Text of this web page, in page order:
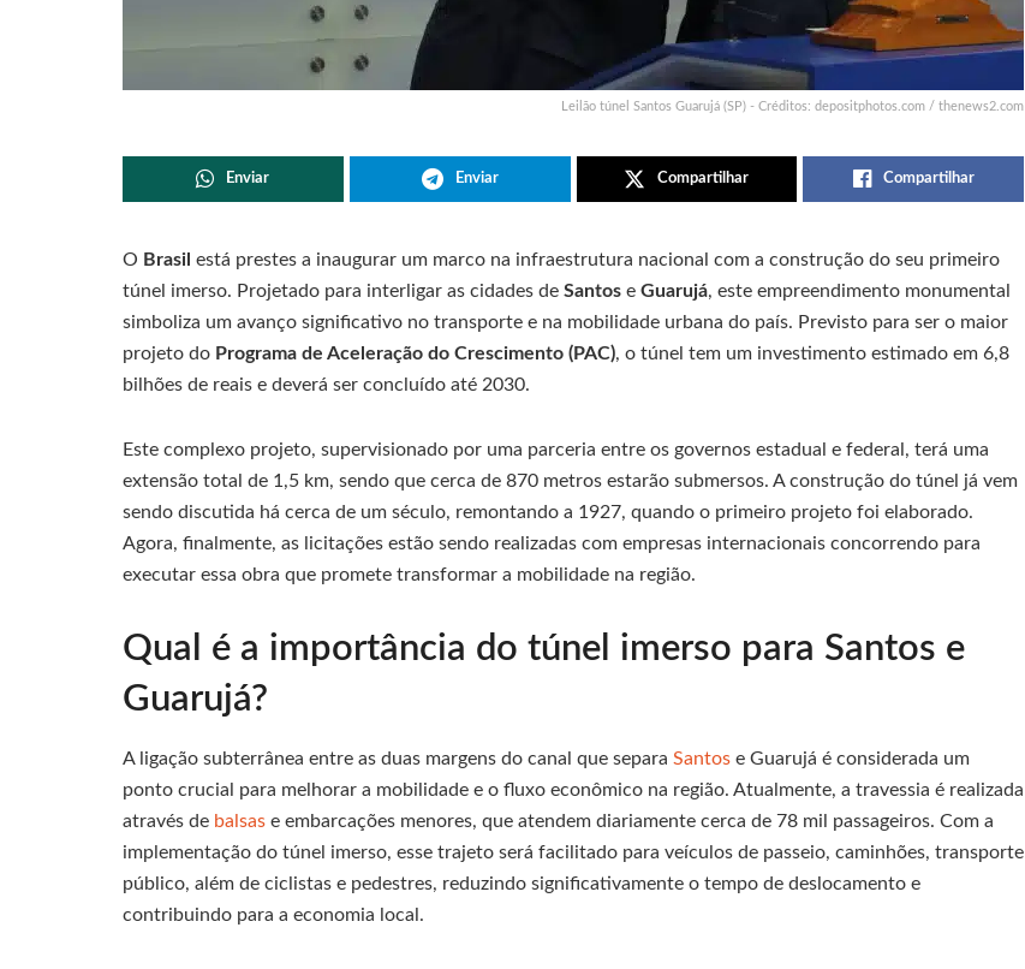
Leilão túnel Santos Guarujá (SP) - Créditos: depositphotos.com / thenews2.com
Enviar Enviar Compartilhar Compartilhar
O Brasil está prestes a inaugurar um marco na infraestrutura nacional com a construção do seu primeiro
túnel imerso. Projetado para interligar as cidades de Santos e Guarujá, este empreendimento monumental
simboliza um avanço significativo no transporte e na mobilidade urbana do país. Previsto para ser o maior
projeto do Programa de Aceleração do Crescimento (PAC), o túnel tem um investimento estimado em 6,8
bilhões de reais e deverá ser concluído até 2030.
Este complexo projeto, supervisionado por uma parceria entre os governos estadual e federal, terá uma
extensão total de 1,5 km, sendo que cerca de 870 metros estarão submersos. A construção do túnel já vem
sendo discutida há cerca de um século, remontando a 1927, quando o primeiro projeto foi elaborado.
Agora, finalmente, as licitações estão sendo realizadas com empresas internacionais concorrendo para
executar essa obra que promete transformar a mobilidade na região.
Qual é a importância do túnel imerso para Santos e
Guarujá?
A ligação subterrânea entre as duas margens do canal que separa Santos e Guarujá é considerada um
ponto crucial para melhorar a mobilidade e o fluxo econômico na região. Atualmente, a travessia é realizada
através de balsas e embarcações menores, que atendem diariamente cerca de 78 mil passageiros. Com a
implementação do túnel imerso, esse trajeto será facilitado para veículos de passeio, caminhões, transporte
público, além de ciclistas e pedestres, reduzindo significativamente o tempo de deslocamento e
contribuindo para a economia local.